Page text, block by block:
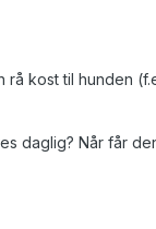
kost til hunden
daglig? Når får